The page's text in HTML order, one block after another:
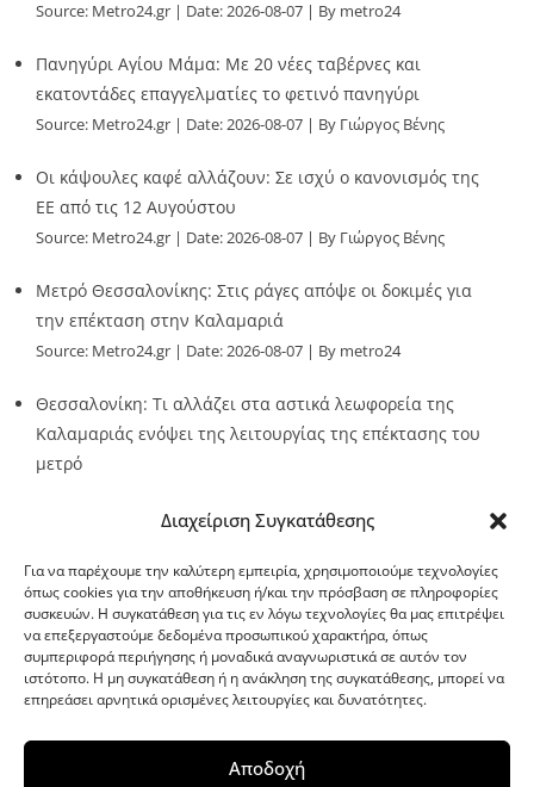
Διαχείριση Συγκατάθεσης
Για να παρέχουμε την καλύτερη εμπειρία, χρησιμοποιούμε τεχνολογίες
όπως cookies για την αποθήκευση ή/και την πρόσβαση σε πληροφορίες
συσκευών. Η συγκατάθεση για τις εν λόγω τεχνολογίες θα μας επιτρέψει
να επεξεργαστούμε δεδομένα προσωπικού χαρακτήρα, όπως
συμπεριφορά περιήγησης ή μοναδικά αναγνωριστικά σε αυτόν τον
ιστότοπο. Η μη συγκατάθεση ή η ανάκληση της συγκατάθεσης, μπορεί να
επηρεάσει αρνητικά ορισμένες λειτουργίες και δυνατότητες.
Αποδοχή
Source: Metro24.gr Date: 2026-08-07 By metro24
Πανηγύρι Αγίου Μάμα: Με 20 νέες ταβέρνες και
εκατοντάδες επαγγελματίες το φετινό πανηγύρι
Source: Metro24.gr Date: 2026-08-07 By Γιώργος Βένης
Οι κάψουλες καφέ αλλάζουν: Σε ισχύ ο κανονισμός της
ΕΕ από τις 12 Αυγούστου
Source: Metro24.gr Date: 2026-08-07 By Γιώργος Βένης
Μετρό Θεσσαλονίκης: Στις ράγες απόψε οι δοκιμές για
την επέκταση στην Καλαμαριά
Source: Metro24.gr Date: 2026-08-07 By metro24
Θεσσαλονίκη: Τι αλλάζει στα αστικά λεωφορεία της
Καλαμαριάς ενόψει της λειτουργίας της επέκτασης του
μετρό
G-point.gr